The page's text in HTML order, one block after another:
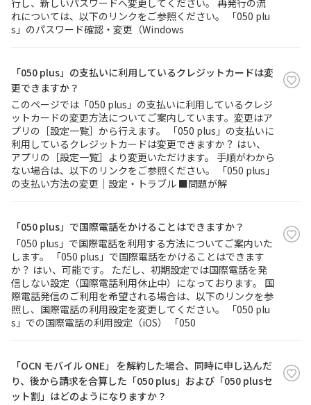
行し、新しいパスワードへ変更してください。 再発行の流
れについては、以下のリンクをご参照ください。 「050 plu
s」のパスワード確認・変更（Windows
「050 plus」の支払いに利用しているクレジットカードは変
更できますか？
このページでは「050 plus」の支払いに利用しているクレジ
ットカードの変更方法についてご案内しています。変更はア
プリの［設定一覧］から行えます。 「050 plus」の支払いに
利用しているクレジットカードは変更できますか？ はい、
アプリの［設定一覧］より変更いただけます。 手順がわから
ない場合は、以下のリンクをご参照ください。 「050 plus」
の支払い方法の変更｜設定・トラブル ■問題が解
「050 plus」で国際電話をかけることはできますか？
「050 plus」で国際電話を利用する方法についてご案内いた
します。 「050 plus」で国際電話をかけることはできます
か？ はい、可能です。 ただし、初期設定では国際電話を発
信しない設定（国際電話利用休止中）になっております。 国
際電話発信のご利用を希望される場合は、以下のリンクを参
照し、国際電話の利用設定を変更してください。 「050 plu
s」での国際電話の利用設定（iOS） 「050
「OCN モバイル ONE」 を解約した場合、同時に申し込んだ
り、後から請求を合算した「050 plus」および「050 plusセ
ット割」はどのようになりますか？